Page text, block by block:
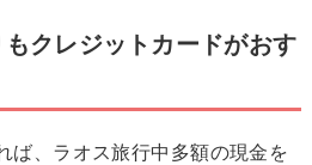
クレジットカードがおす
ば、ラオス旅行中多額の現金を